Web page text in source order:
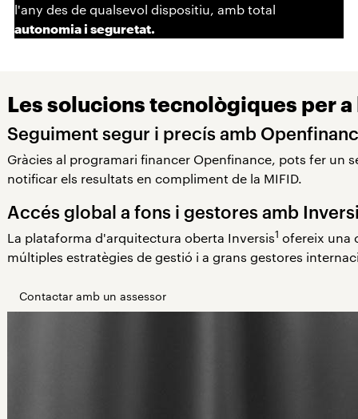
l'any des de qualsevol dispositiu, amb total
autonomia i seguretat.
Les solucions tecnològiques per
Seguiment segur i precís amb
Gràcies al programari financer Openfinance, pots fer un
notificar els resultats en compliment de la MIFID.
Accés global a fons i gestores amb
La plataforma d'arquitectura oberta Inversis1 ofereix una
múltiples estratègies de gestió i a grans gestores
Contactar amb un assessor